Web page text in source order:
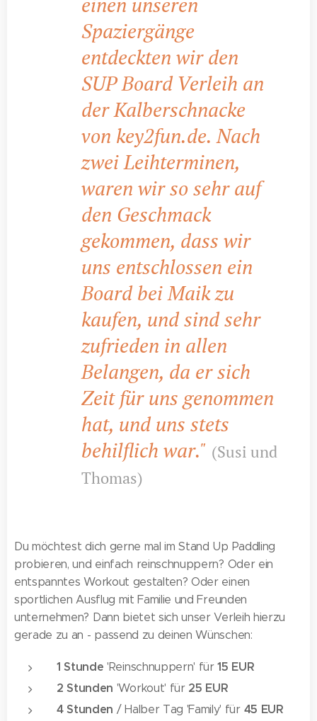
Spaziergänge
entdeckten wir den
SUP Board Verleih an
der Kalberschnacke
von key2fun.de. Nach
zwei Leihterminen,
waren wir so sehr auf
den Geschmack
gekommen, dass wir
uns entschlossen ein
Board bei Maik zu
kaufen, und sind sehr
zufrieden in allen
Belangen, da er sich
Zeit für uns genommen
hat, und uns stets
behilflich war." (Susi und
Thomas)
Du möchtest dich gerne mal im Stand Up Paddling
probieren, und einfach reinschnuppern? Oder ein
entspanntes Workout gestalten? Oder einen
sportlichen Ausflug mit Familie und Freunden
unternehmen? Dann bietet sich unser Verleih hierzu
gerade zu an - passend zu deinen Wünschen:
1 Stunde 'Reinschnuppern' für15 EUR
2 Stunden 'Workout' für 25 EUR
4 Stunden / Halber Tag 'Family' für 45 EUR